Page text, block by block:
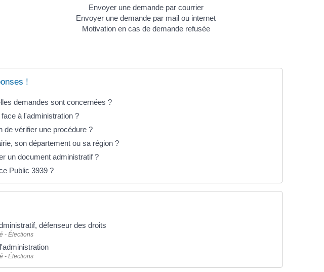
Envoyer une demande par courrier
Envoyer une demande par mail ou internet
Motivation en cas de demande refusée
!
demandes sont concernées ?
à l'administration ?
de vérifier une procédure ?
son département ou sa région ?
un document administratif ?
Public 3939 ?
défenseur des droits
- Élections
- Élections